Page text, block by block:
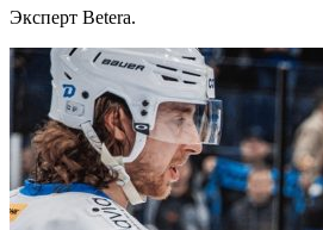
Эксперт Betera.